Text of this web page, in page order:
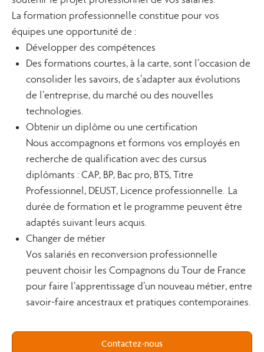
La formation professionnelle constitue pour vos
équipes une opportunité de :
Développer des compétences
Des formations courtes, à la carte, sont l’occasion de
consolider les savoirs, de s’adapter aux évolutions
de l’entreprise, du marché ou des nouvelles
technologies.
Obtenir un diplôme ou une certification
Nous accompagnons et formons vos employés en
recherche de qualification avec des cursus
diplômants : CAP, BP, Bac pro, BTS, Titre
Professionnel, DEUST, Licence professionnelle. La
durée de formation et le programme peuvent être
adaptés suivant leurs acquis.
Changer de métier
Vos salariés en reconversion professionnelle
peuvent choisir les Compagnons du Tour de France
pour faire l’apprentissage d’un nouveau métier, entre
savoir-faire ancestraux et pratiques contemporaines.
Contactez-nous